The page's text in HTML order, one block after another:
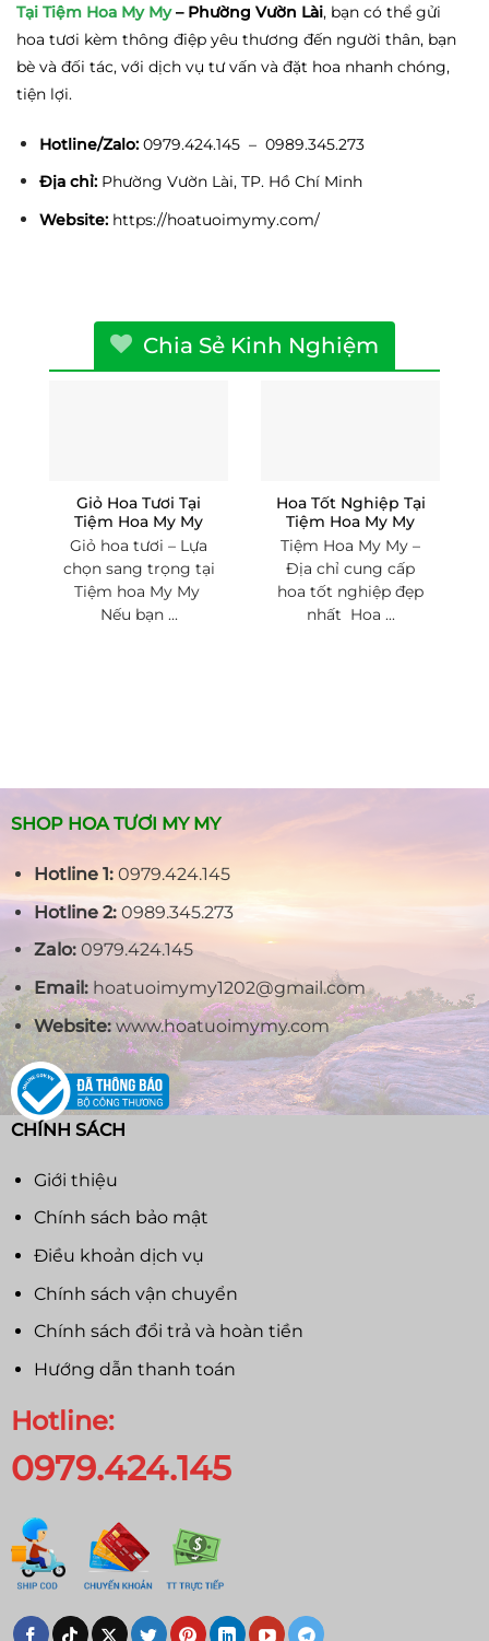
Tại Tiệm Hoa My My– Phường Vườn Lài, bạn có thể gửi
hoa tươi kèm thông điệp yêu thương đến người thân, bạn
bè và đối tác, với dịch vụ tư vấn và đặt hoa nhanh chóng,
tiện lợi.
Hotline/Zalo:0979.424.145 – 0989.345.273
Địa chỉ:Phường Vườn Lài, TP. Hồ Chí Minh
Website: https://hoatuoimymy.com/
Chia Sẻ Kinh Nghiệm
Giỏ Hoa Tươi Tại
Tiệm Hoa My My
Giỏ hoa tươi – Lựa
chọn sang trọng tại
Tiệm hoa My My
Nếu bạn ...
Hoa Tốt Nghiệp Tại
Tiệm Hoa My My
Tiệm Hoa My My –
Địa chỉ cung cấp
hoa tốt nghiệp đẹp
nhất Hoa ...
SHOP HOA TƯƠI MY MY
Hotline 1:0979.424.145
Hotline 2:0989.345.273
Zalo:0979.424.145
Email:hoatuoimymy1202@gmail.com
Website:www.hoatuoimymy.com
CHÍNH SÁCH
Giới thiệu
Chính sách bảo mật
Điều khoản dịch vụ
Chính sách vận chuyển
Chính sách đổi trả và hoàn tiền
Hướng dẫn thanh toán
Hotline:
0979.424.145